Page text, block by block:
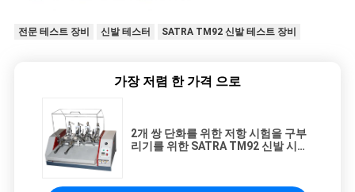
전문 테스트 장비 신발 테스터 SATRA TM92 신발 테스트 장비
가장 저렴 한 가격 으로
2개 쌍 단화를 위한 저항 시험을 구부
리기를 위한 SATRA TM92 신발 시험